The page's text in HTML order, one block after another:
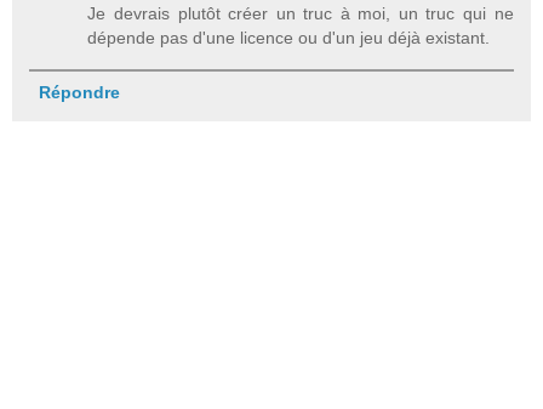
Je devrais plutôt créer un truc à moi, un truc qui ne
dépende pas d'une licence ou d'un jeu déjà existant.
Répondre